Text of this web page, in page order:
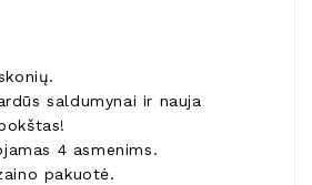
saldumynai ir nauja
4 asmenims.
pakuotė.